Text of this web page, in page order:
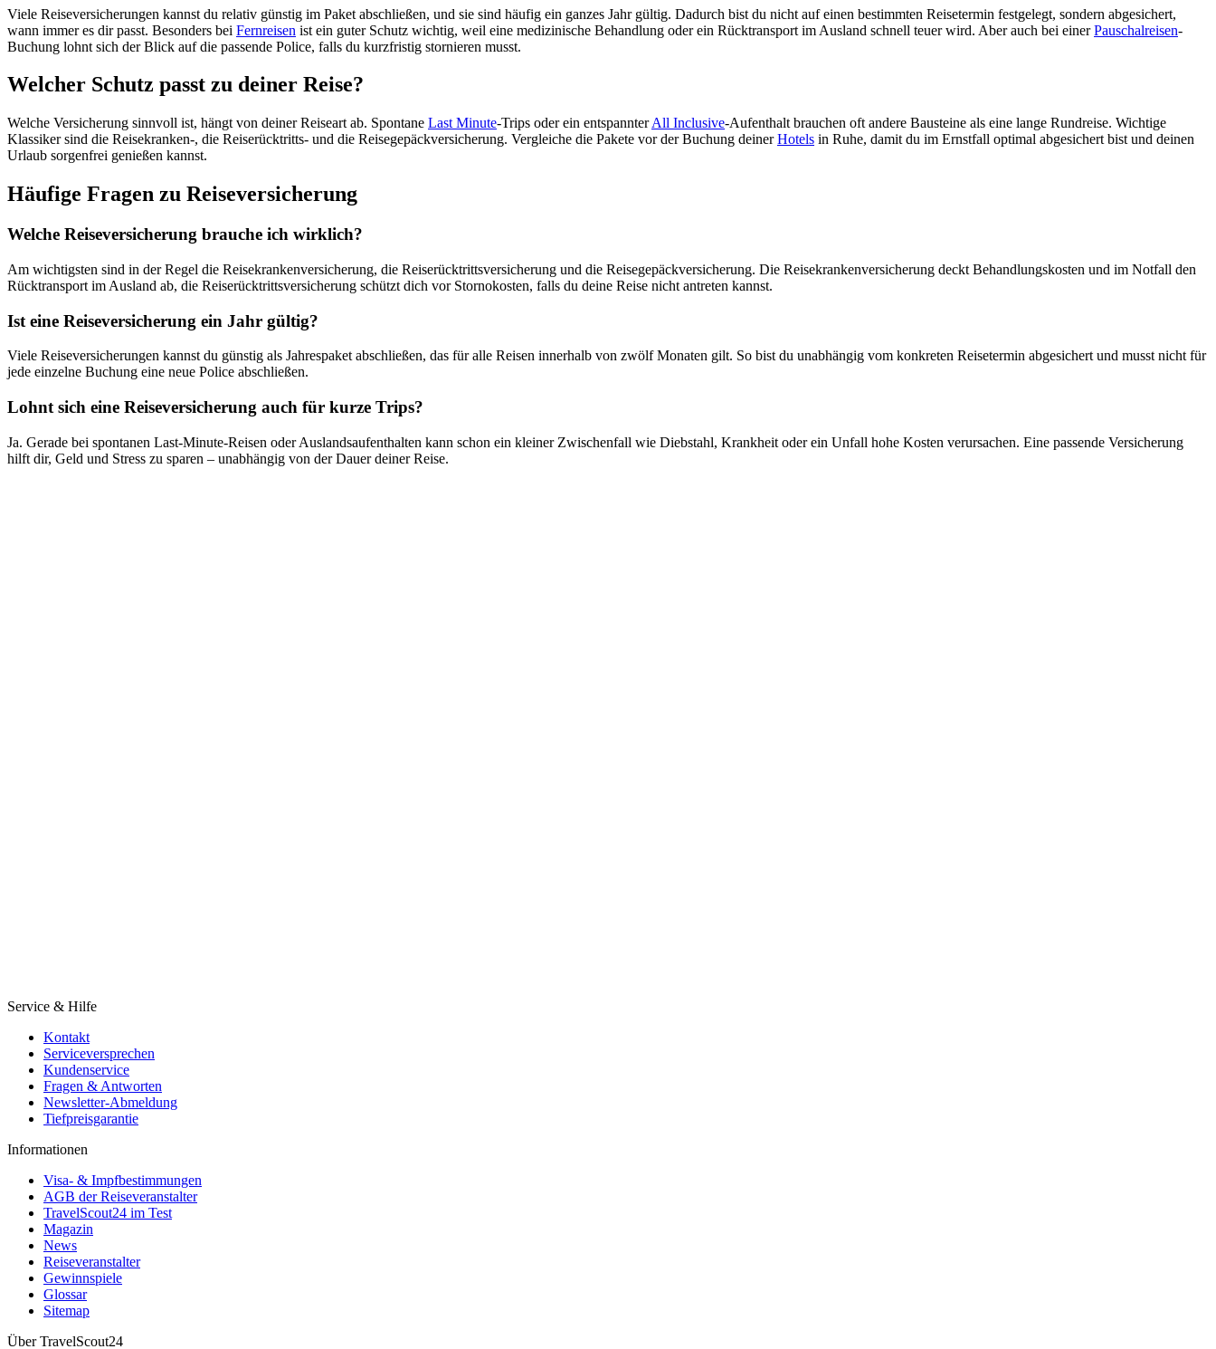
Viele Reiseversicherungen kannst du relativ günstig im Paket abschließen, und sie sind häufig ein ganzes Jahr gültig. Dadurch bist du nicht auf einen bestimmten Reisetermin festgelegt, sondern abgesichert,
wann immer es dir passt. Besonders bei Fernreisen ist ein guter Schutz wichtig, weil eine medizinische Behandlung oder ein Rücktransport im Ausland schnell teuer wird. Aber auch bei einerPauschalreisen-
Buchung lohnt sich der Blick auf die passende Police, falls du kurzfristig stornieren musst.
Welcher Schutz passt zu deiner Reise?
Welche Versicherung sinnvoll ist, hängt von deiner Reiseart ab. Spontane Last Minute-Trips oder ein entspannterAll Inclusive-Aufenthalt brauchen oft andere Bausteine als eine lange Rundreise. Wichtige
Klassiker sind die Reisekranken-, die Reiserücktritts- und die Reisegepäckversicherung. Vergleiche die Pakete vor der Buchung deinerHotels in Ruhe, damit du im Ernstfall optimal abgesichert bist und deinen
Urlaub sorgenfrei genießen kannst.
Häufige Fragen zu Reiseversicherung
Welche Reiseversicherung brauche ich wirklich?
Am wichtigsten sind in der Regel die Reisekrankenversicherung, die Reiserücktrittsversicherung und die Reisegepäckversicherung. Die Reisekrankenversicherung deckt Behandlungskosten und im Notfall den
Rücktransport im Ausland ab, die Reiserücktrittsversicherung schützt dich vor Stornokosten, falls du deine Reise nicht antreten kannst.
Ist eine Reiseversicherung ein Jahr gültig?
Viele Reiseversicherungen kannst du günstig als Jahrespaket abschließen, das für alle Reisen innerhalb von zwölf Monaten gilt. So bist du unabhängig vom konkreten Reisetermin abgesichert und musst nicht für
jede einzelne Buchung eine neue Police abschließen.
Lohnt sich eine Reiseversicherung auch für kurze Trips?
Ja. Gerade bei spontanen Last-Minute-Reisen oder Auslandsaufenthalten kann schon ein kleiner Zwischenfall wie Diebstahl, Krankheit oder ein Unfall hohe Kosten verursachen. Eine passende Versicherung
hilft dir, Geld und Stress zu sparen – unabhängig von der Dauer deiner Reise.
Service & Hilfe
Kontakt
Serviceversprechen
Kundenservice
Fragen & Antworten
Newsletter-Abmeldung
Tiefpreisgarantie
Informationen
Visa- & Impfbestimmungen
AGB der Reiseveranstalter
TravelScout24 im Test
Magazin
News
Reiseveranstalter
Gewinnspiele
Glossar
Sitemap
Über TravelScout24